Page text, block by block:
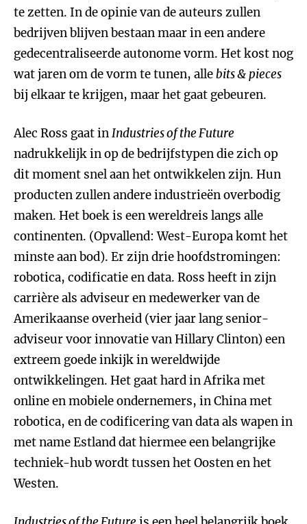
te zetten. In de opinie van de auteurs zullen
bedrijven blijven bestaan maar in een andere
gedecentraliseerde autonome vorm. Het kost nog
wat jaren om de vorm te tunen, allebits & pieces
bij elkaar te krijgen, maar het gaat gebeuren.
Alec Ross gaat inIndustries of the Future
nadrukkelijk in op de bedrijfstypen die zich op
dit moment snel aan het ontwikkelen zijn. Hun
producten zullen andere industrieën overbodig
maken. Het boek is een wereldreis langs alle
continenten. (Opvallend: West-Europa komt het
minste aan bod). Er zijn drie hoofdstromingen:
robotica, codificatie en data. Ross heeft in zijn
carrière als adviseur en medewerker van de
Amerikaanse overheid (vier jaar lang senior-
adviseur voor innovatie van Hillary Clinton) een
extreem goede inkijk in wereldwijde
ontwikkelingen. Het gaat hard in Afrika met
online en mobiele ondernemers, in China met
robotica, en de codificering van data als wapen in
met name Estland dat hiermee een belangrijke
techniek-hub wordt tussen het Oosten en het
Westen.